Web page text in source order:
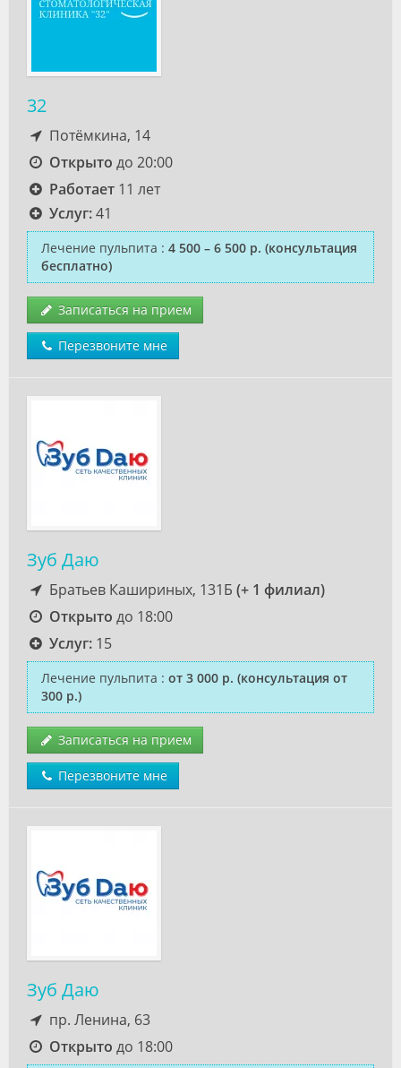
32
Потёмкина, 14
Открыто до 20:00
Работает11 лет
Услуг:41
Лечение пульпита : 4 500 – 6 500 р. (консультация
бесплатно)
Записаться на прием
Перезвоните мне
Зуб Даю
Братьев Кашириных, 131Б (+ 1 филиал)
Открыто до 18:00
Услуг:15
Лечение пульпита : от 3 000 р. (консультация от
300 р.)
Записаться на прием
Перезвоните мне
Зуб Даю
пр. Ленина, 63
Открыто до 18:00